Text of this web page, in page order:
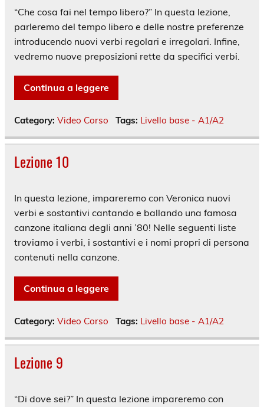
“Che cosa fai nel tempo libero?” In questa lezione,
parleremo del tempo libero e delle nostre preferenze
introducendo nuovi verbi regolari e irregolari. Infine,
vedremo nuove preposizioni rette da specifici verbi.
Continua a leggere
Category: Video Corso Tags: Livello base - A1/A2
Lezione 10
In questa lezione, impareremo con Veronica nuovi
verbi e sostantivi cantando e ballando una famosa
canzone italiana degli anni ’80! Nelle seguenti liste
troviamo i verbi, i sostantivi e i nomi propri di persona
contenuti nella canzone.
Continua a leggere
Category: Video Corso Tags: Livello base - A1/A2
Lezione 9
“Di dove sei?” In questa lezione impareremo con